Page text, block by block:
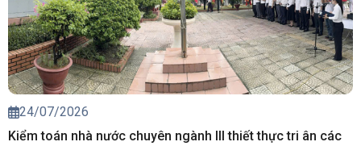
24/07/2026
Kiểm toán nhà nước chuyên ngành III thiết thực tri ân các